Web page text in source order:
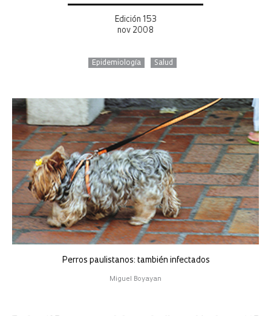
Edición 153
nov 2008
Epidemiología Salud
Perros paulistanos: también infectados
Miguel Boyayan